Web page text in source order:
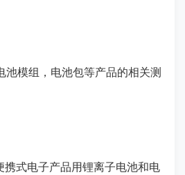
池模组，电池包等产品的相关测
携式电子产品用锂离子电池和电